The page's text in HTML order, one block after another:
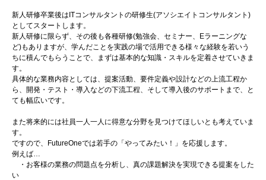
新人研修卒業後はITコンサルタントの研修生(アソシエイトコンサルタント)
としてスタートします。
新人研修に限らず、その後も各種研修(勉強会、セミナー、Eラーニングな
ど)もありますが、学んだことを実践の場で活用できる様々な経験を若いう
ちに積んでもらうことで、まずは基本的な知識・スキルを定着させていきま
す。
具体的な業務内容としては、提案活動、要件定義や設計などの上流工程か
ら、開発・テスト・導入などの下流工程、そして導入後のサポートまで、と
ても幅広いです。
また将来的には社員一人一人に得意な分野を見つけてほしいとも考えていま
す。
ですので、FutureOneでは若手の「やってみたい！」を応援します。
例えば…
・お客様の業務の問題点を分析し、真の課題解決を実現できる提案をした
い